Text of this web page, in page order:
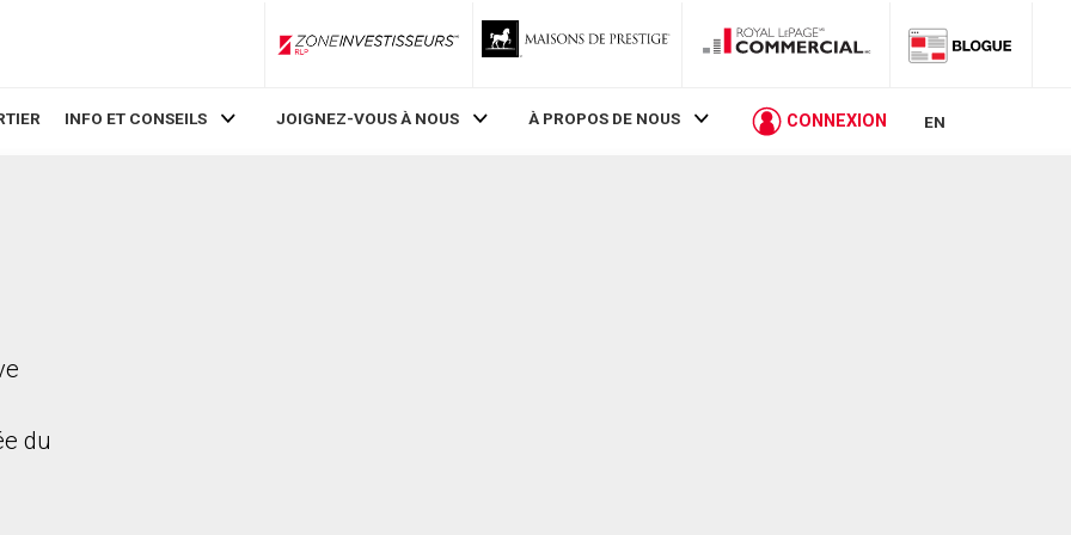
ZoneInvestisseurs RLP
INFO ET CONSEILS JOIGNEZ-VOUS À NOUS À PROPOS DE NOUS CONNEXION EN
du